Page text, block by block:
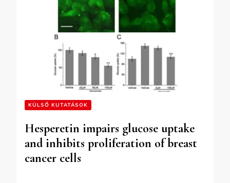
KÜLSŐ KUTATÁSOK
Hesperetin impairs glucose uptake
and inhibits proliferation of breast
cancer cells